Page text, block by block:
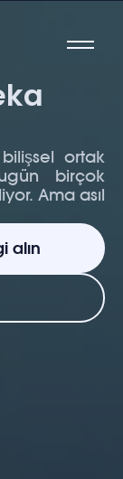
ortak
birçok
Ama asıl
alın
alın